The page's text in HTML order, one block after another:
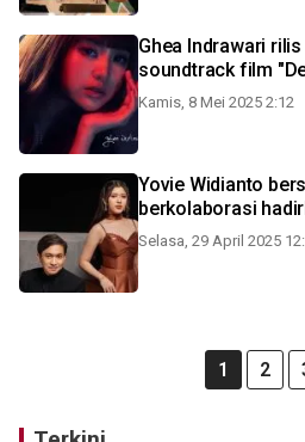
Ghea Indrawari
soundtrack film
Kamis, 8 Mei 2025 2:12
Yovie Widianto
berkolaborasi
Selasa, 29 April 2025
1 2